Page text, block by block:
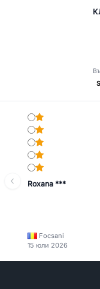
Roxana ***
Focsani
15 юли 2026